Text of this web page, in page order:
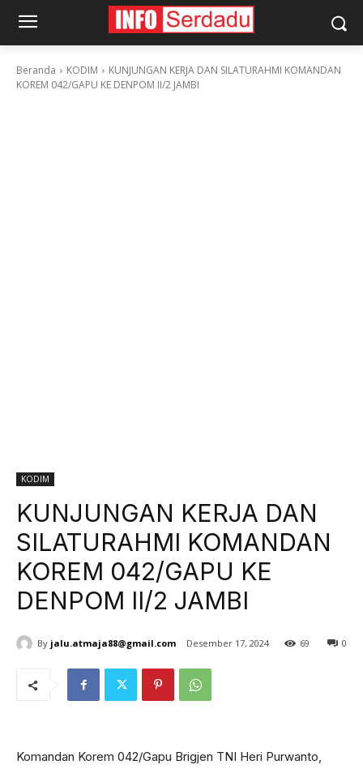
Beranda KODIM
KUNJUNGAN KERJA DAN SILATURAHMI KOMANDAN
KOREM 042/GAPU KE DENPOM II/2 JAMBI
KODIM
KUNJUNGAN KERJA DAN
SILATURAHMI KOMANDAN
KOREM 042/GAPU KE
DENPOM II/2 JAMBI
By jalu.atmaja88@gmail.com Desember 17, 2024 0
69
Komandan Korem 042/Gapu Brigjen TNI Heri Purwanto,